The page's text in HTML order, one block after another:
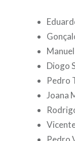
Diogo
Pedro
Joana